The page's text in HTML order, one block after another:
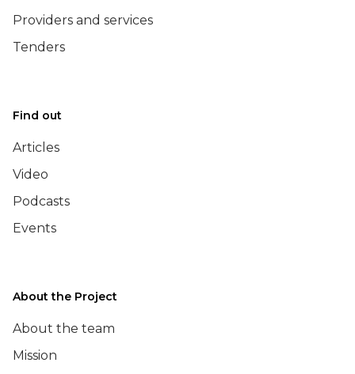
Providers and services
Tenders
Find out
Articles
Video
Podcasts
Events
About the Project
About the team
Mission